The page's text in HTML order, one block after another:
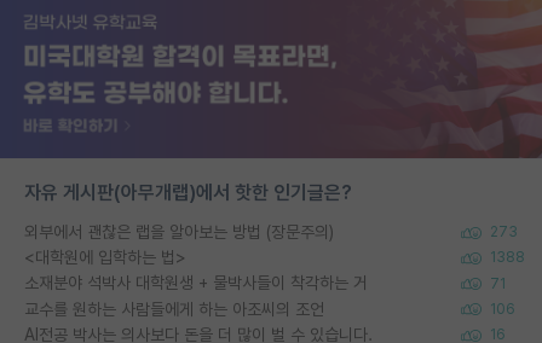
자유 게시판(아무개랩)에서 핫한 인기글은?
외부에서 괜찮은 랩을 알아보는 방법 (장문주의) 273
<대학원에 입학하는 법> 1388
소재분야 석박사 대학원생 + 물박사들이 착각하는 거 71
교수를 원하는 사람들에게 하는 아조씨의 조언 106
AI전공 박사는 의사보다 돈을 더 많이 벌 수 있습니다. 16